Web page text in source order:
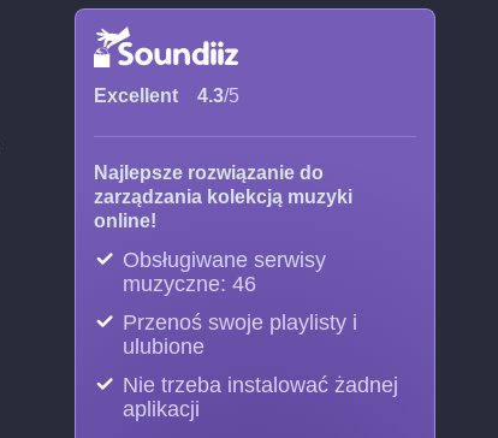
Excellent 4.3/5
Najlepsze rozwiązanie do
zarządzania kolekcją muzyki
online!
Obsługiwane serwisy
muzyczne: 46
Przenoś swoje playlisty i
ulubione
Nie trzeba instalować żadnej
aplikacji